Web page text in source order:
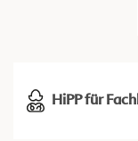
HiPP für